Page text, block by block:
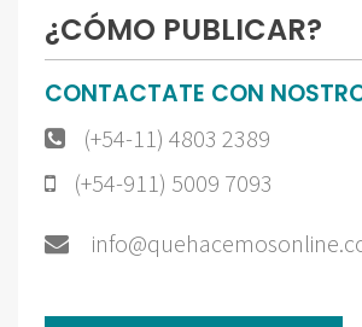
¿CÓMO PUBLICAR?
CONTACTATE CON
(+54-11) 4803 2389
(+54-911) 5009 7093